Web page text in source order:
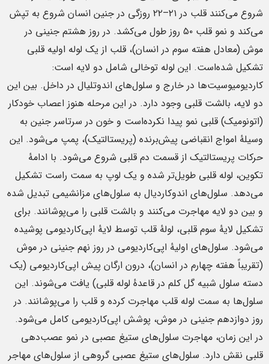
شروع می‌کنند قلب در ۲۱–۲۲ روزگی در جنین انسان شروع به تپش
می‌کند و نمو قلب ۵۰ روز طول می‌کشد. در روز هشتم جنینی در
موش (معادل هفته سوم در انسان)، قلب از یک لوله اولیه قلبی
تشکیل شده‌است. این لوله توخالی شامل دو لایه است:
کاردیومیوسیت‌ها در خارج و سلول‌های اندوتلیال در داخل. بین این
دو لایه، بالشت قلبی وجود دارد. در این مرحله هنوز اعصاب خودکار
(اتونومیک) قلبی نمو پیدا نکرده‌است و خون در سرتاسر جنین به
وسیلهٔ امواج انقباضی پیش‌برنده (پریستالتیک)، پمپ می‌شود. این
حرکات پریستالتیک از قسمت دم قلبی شروع می‌شود. با ادامهٔ
تکوین، لوله قلبی طویل‌تر شده و یک لوپ به سمت راست تشکیل
می‌دهد. سلول‌های اندوکاردیال به سلول‌های مزانشیمی تبدیل شده
و بین دو لایه مهاجرت می‌کنند و بالشت قلبی را می‌پوشانند. برای
تشکیل لایهٔ سوم قلبی، لولهٔ قلب توسط لایهٔ اپی‌کاردیومی پوشیده
می‌شود. سلول‌های اولیهٔ اپی‌کاردیومی در روز نهم جنینی در موش
(تقریباً هفته چهارم در انسان)، درون ارگان پیش اپی‌کاردیومی (یک
دسته سلول شبیه گل کلم در قاعدهٔ لوله قلبی) یافت می‌شوند. این
سلول‌ها به سمت لوله قلب مهاجرت کرده و قلب را می‌پوشانند. در
روز دوازدهم جنینی در موش، پوشش اپی‌کاردیومی کامل می‌شود.
در این زمان، مهاجرت سلول‌های ستیغ عصبی در نمو عصب‌دهی
قلبی نقش دارد. سلول‌های ستیغ عصبی گروهی از سلول‌های مهاجر